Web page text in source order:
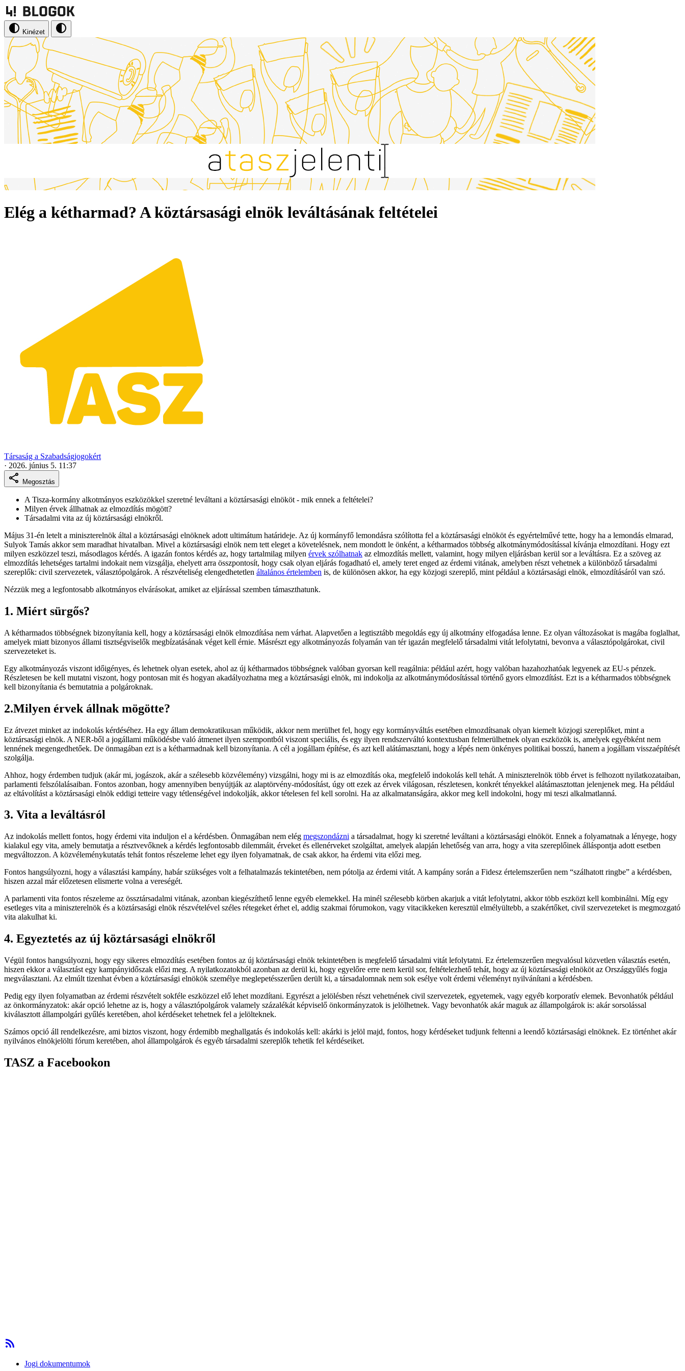
Kinézet
Elég a kétharmad? A köztársasági elnök leváltásának feltételei
Társaság a Szabadságjogokért
· 2026. június 5. 11:37
Megosztás
A Tisza-kormány alkotmányos eszközökkel szeretné leváltani a köztársasági elnököt - mik ennek a feltételei?
Milyen érvek állhatnak az elmozdítás mögött?
Társadalmi vita az új köztársasági elnökről.
Május 31-én letelt a miniszterelnök által a köztársasági elnöknek adott ultimátum határideje. Az új kormányfő lemondásra szólította fel a köztársasági elnököt és egyértelművé tette, hogy ha a lemondás elmarad,
Sulyok Tamás akkor sem maradhat hivatalban. Mivel a köztársasági elnök nem tett eleget a követelésnek, nem mondott le önként, a kétharmados többség alkotmánymódosítással kívánja elmozdítani. Hogy ezt
milyen eszközzel teszi, másodlagos kérdés. A igazán fontos kérdés az, hogy tartalmilag milyen érvek szólhatnak az elmozdítás mellett, valamint, hogy milyen eljárásban kerül sor a leváltásra. Ez a szöveg az
elmozdítás lehetséges tartalmi indokait nem vizsgálja, ehelyett arra összpontosít, hogy csak olyan eljárás fogadható el, amely teret enged az érdemi vitának, amelyben részt vehetnek a különböző társadalmi
szereplők: civil szervezetek, választópolgárok. A részvételiség elengedhetetlen általános értelemben is, de különösen akkor, ha egy közjogi szereplő, mint például a köztársasági elnök, elmozdításáról van szó.
Nézzük meg a legfontosabb alkotmányos elvárásokat, amiket az eljárással szemben támaszthatunk.
1. Miért sürgős?
A kétharmados többségnek bizonyítania kell, hogy a köztársasági elnök elmozdítása nem várhat. Alapvetően a legtisztább megoldás egy új alkotmány elfogadása lenne. Ez olyan változásokat is magába foglalhat,
amelyek miatt bizonyos állami tisztségviselők megbízatásának véget kell érnie. Másrészt egy alkotmányozás folyamán van tér igazán megfelelő társadalmi vitát lefolytatni, bevonva a választópolgárokat, civil
szervezeteket is.
Egy alkotmányozás viszont időigényes, és lehetnek olyan esetek, ahol az új kétharmados többségnek valóban gyorsan kell reagálnia: például azért, hogy valóban hazahozhatóak legyenek az EU-s pénzek.
Részletesen be kell mutatni viszont, hogy pontosan mit és hogyan akadályozhatna meg a köztársasági elnök, mi indokolja az alkotmánymódosítással történő gyors elmozdítást. Ezt is a kétharmados többségnek
kell bizonyítania és bemutatnia a polgároknak.
2.Milyen érvek állnak mögötte?
Ez átvezet minket az indokolás kérdéséhez. Ha egy állam demokratikusan működik, akkor nem merülhet fel, hogy egy kormányváltás esetében elmozdítsanak olyan kiemelt közjogi szereplőket, mint a
köztársasági elnök. A NER-ből a jogállami működésbe való átmenet ilyen szempontból viszont speciális, és egy ilyen rendszerváltó kontextusban felmerülhetnek olyan eszközök is, amelyek egyébként nem
lennének megengedhetőek. De önmagában ezt is a kétharmadnak kell bizonyítania. A cél a jogállam építése, és azt kell alátámasztani, hogy a lépés nem önkényes politikai bosszú, hanem a jogállam visszaépítését
szolgálja.
Ahhoz, hogy érdemben tudjuk (akár mi, jogászok, akár a szélesebb közvélemény) vizsgálni, hogy mi is az elmozdítás oka, megfelelő indokolás kell tehát. A miniszterelnök több érvet is felhozott nyilatkozataiban,
parlamenti felszólalásaiban. Fontos azonban, hogy amennyiben benyújtják az alaptörvény-módosítást, úgy ott ezek az érvek világosan, részletesen, konkrét tényekkel alátámasztottan jelenjenek meg. Ha például
az eltávolítást a köztársasági elnök eddigi tetteire vagy tétlenségével indokolják, akkor tételesen fel kell sorolni. Ha az alkalmatanságára, akkor meg kell indokolni, hogy mi teszi alkalmatlanná.
3. Vita a leváltásról
Az indokolás mellett fontos, hogy érdemi vita induljon el a kérdésben. Önmagában nem elég megszondázni a társadalmat, hogy ki szeretné leváltani a köztársasági elnököt. Ennek a folyamatnak a lényege, hogy
kialakul egy vita, amely bemutatja a résztvevőknek a kérdés legfontosabb dilemmáit, érveket és ellenérveket szolgáltat, amelyek alapján lehetőség van arra, hogy a vita szereplőinek álláspontja adott esetben
megváltozzon. A közvéleménykutatás tehát fontos részeleme lehet egy ilyen folyamatnak, de csak akkor, ha érdemi vita előzi meg.
Fontos hangsúlyozni, hogy a választási kampány, habár szükséges volt a felhatalmazás tekintetében, nem pótolja az érdemi vitát. A kampány során a Fidesz értelemszerűen nem “szálhatott ringbe” a kérdésben,
hiszen azzal már előzetesen elismerte volna a vereségét.
A parlamenti vita fontos részeleme az össztársadalmi vitának, azonban kiegészíthető lenne egyéb elemekkel. Ha minél szélesebb körben akarjuk a vitát lefolytatni, akkor több eszközt kell kombinálni. Míg egy
esetleges vita a miniszterelnök és a köztársasági elnök részvételével széles rétegeket érhet el, addig szakmai fórumokon, vagy vitacikkeken keresztül elmélyültebb, a szakértőket, civil szervezeteket is megmozgató
vita alakulhat ki.
4. Egyeztetés az új köztársasági elnökről
Végül fontos hangsúlyozni, hogy egy sikeres elmozdítás esetében fontos az új köztársasági elnök tekintetében is megfelelő társadalmi vitát lefolytatni. Ez értelemszerűen megvalósul közvetlen választás esetén,
hiszen ekkor a választást egy kampányidőszak előzi meg. A nyilatkozatokból azonban az derül ki, hogy egyelőre erre nem kerül sor, feltételezhető tehát, hogy az új köztársasági elnököt az Országgyűlés fogja
megválasztani. Az elmúlt tizenhat évben a köztársasági elnökök személye meglepetésszerűen derült ki, a társadalomnak nem sok esélye volt érdemi véleményt nyilvánítani a kérdésben.
Pedig egy ilyen folyamatban az érdemi részvételt sokféle eszközzel elő lehet mozdítani. Egyrészt a jelölésben részt vehetnének civil szervezetek, egyetemek, vagy egyéb korporatív elemek. Bevonhatók például
az önkormányzatok: akár opció lehetne az is, hogy a választópolgárok valamely százalékát képviselő önkormányzatok is jelölhetnek. Vagy bevonhatók akár maguk az állampolgárok is: akár sorsolással
kiválasztott állampolgári gyűlés keretében, ahol kérdéseket tehetnek fel a jelölteknek.
Számos opció áll rendelkezésre, ami biztos viszont, hogy érdemibb meghallgatás és indokolás kell: akárki is jelöl majd, fontos, hogy kérdéseket tudjunk feltenni a leendő köztársasági elnöknek. Ez történhet akár
nyilvános elnökjelölti fórum keretében, ahol állampolgárok és egyéb társadalmi szereplők tehetik fel kérdéseiket.
TASZ a Facebookon
Jogi dokumentumok